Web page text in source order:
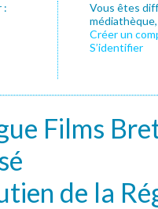
:
Vous êtes
Créer un
S’identifier
Films
de la